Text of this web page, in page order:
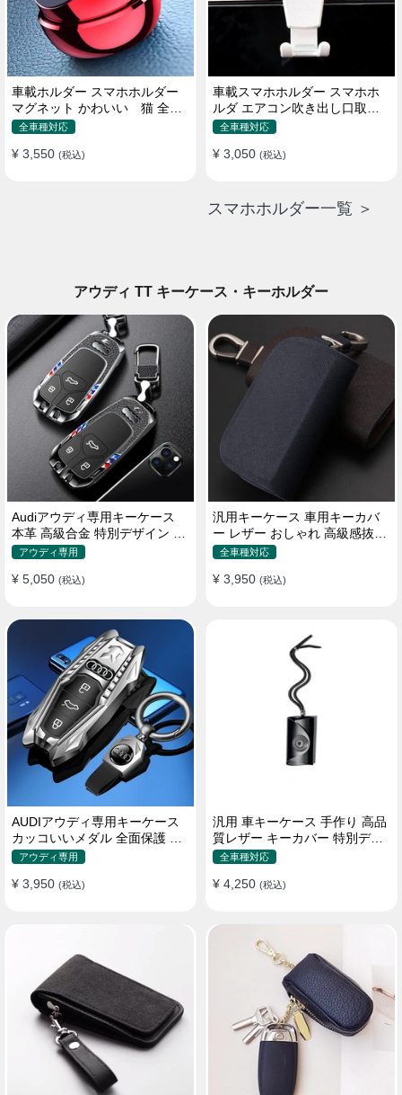
車載ホルダー スマホホルダー
マグネット かわいい 猫 全機
種 片手操作
全車種対応
¥ 3,550 (税込)
車載スマホホルダー スマホホ
ルダ エアコン吹き出し口取り
付け 全機種 可愛い アニメ
全車種対応
¥ 3,050 (税込)
スマホホルダー一覧 ＞
アウディ TT キーケース・キーホルダー
Audiアウディ専用キーケース
本革 高級合金 特別デザイン 全
面保護 キーホルダー
アウディ専用
¥ 5,050 (税込)
汎用キーケース 車用キーカバ
ー レザー おしゃれ 高級感抜群
ロゴオーダーメイド
全車種対応
¥ 3,950 (税込)
AUDIアウディ専用キーケース
カッコいいメダル 全面保護 機
械デザイン おしゃれ キーカバ
アウディ専用
¥ 3,950 (税込)
汎用 車キーケース 手作り 高品
質レザー キーカバー 特別デザ
イン 手触りいい
全車種対応
¥ 4,250 (税込)